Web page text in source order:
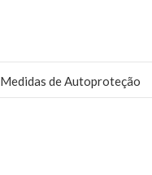
Medidas de Autoproteção